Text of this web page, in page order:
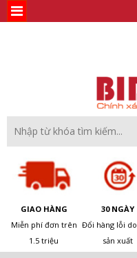
GIAO HÀNG
Miễn phí đơn trên
1.5 triệu
30 NGÀY
Đổi hàng lỗi
sản xuất